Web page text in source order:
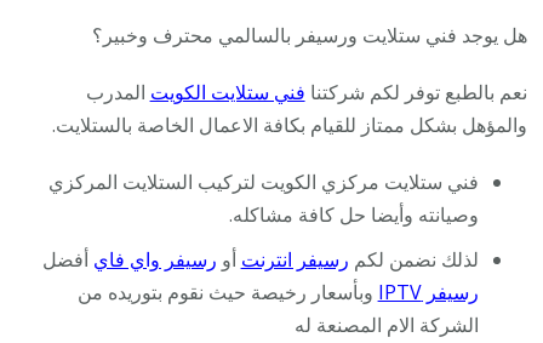
هل يوجد فني ستلايت ورسيفر بالسالمي محترف وخبير؟
نعم بالطبع توفر لكم شركتنا فني ستلايت الكويت المدرب
والمؤهل بشكل ممتاز للقيام بكافة الاعمال الخاصة بالستلايت.
فني ستلايت مركزي الكويت لتركيب الستلايت المركزي
وصيانته وأيضا حل كافة مشاكله.
لذلك نضمن لكم رسيفر انترنت أو رسيفر واي فاي أفضل
رسيفر IPTV
وبأسعار رخيصة حيث نقوم بتوريده من
الشركة الام المصنعة له